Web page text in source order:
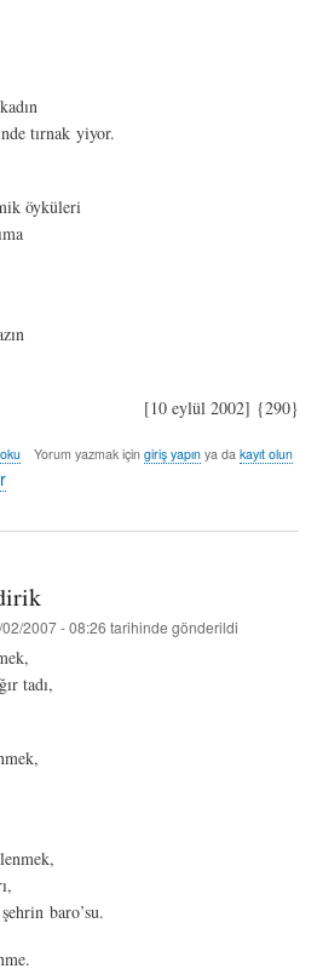
tırnak yiyor.
öyküleri
[10 eylül 2002] {290}
Yorum yazmak için giriş yapınya da kayıt olun
2007 - 08:26 tarihinde gönderildi
tadı,
baro’su.